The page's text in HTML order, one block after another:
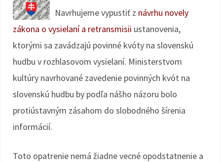
k
Navrhujeme vypustiť z návrhu novely
zákona o vysielaní a retransmisii ustanovenia,
ktorými sa zavádzajú povinné kvóty na slovenskú
hudbu v rozhlasovom vysielaní. Ministerstvom
kultúry navrhované zavedenie povinných kvót na
slovenskú hudbu by podľa nášho názoru bolo
protiústavným zásahom do slobodného šírenia
informácií.
Toto opatrenie nemá žiadne vecné opodstatnenie a